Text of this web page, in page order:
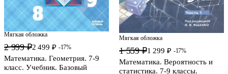
Мягкая обложка
2 999 ₽2 499 ₽ -17%
Математика. Геометрия. 7-9
класс. Учебник. Базовый
Мягкая обложка
1 559 ₽1 299 ₽ -17%
Математика. Вероятность и
статистика. 7-9 классы.